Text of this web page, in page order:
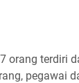
orang terdiri
pegawai